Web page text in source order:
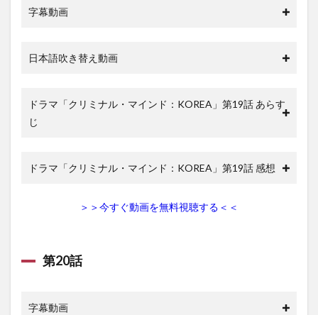
字幕動画
日本語吹き替え動画
ドラマ「クリミナル・マインド：KOREA」第19話 あらす
じ
ドラマ「クリミナル・マインド：KOREA」第19話 感想
＞＞今すぐ動画を無料視聴する＜＜
第20話
字幕動画